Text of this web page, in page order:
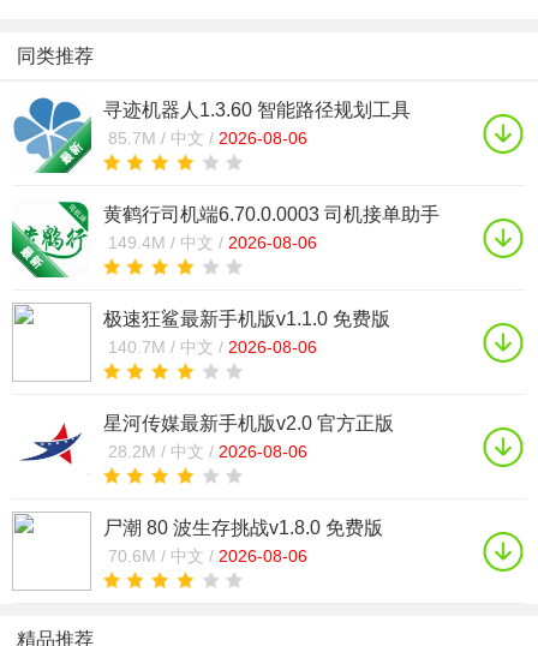
同类推荐
寻迹机器人1.3.60 智能路径规划工具
85.7M / 中文 / 2026-08-06
黄鹤行司机端6.70.0.0003 司机接单助手
149.4M / 中文 / 2026-08-06
极速狂鲨最新手机版v1.1.0 免费版
140.7M / 中文 / 2026-08-06
星河传媒最新手机版v2.0 官方正版
28.2M / 中文 / 2026-08-06
尸潮 80 波生存挑战v1.8.0 免费版
70.6M / 中文 / 2026-08-06
精品推荐